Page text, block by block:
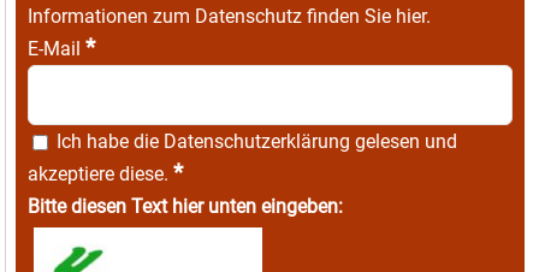
Informationen zum Datenschutz finden Sie hier.
E-Mail *
Ich habe die Datenschutzerklärung gelesen und
akzeptiere diese. *
Bitte diesen Text hier unten eingeben: